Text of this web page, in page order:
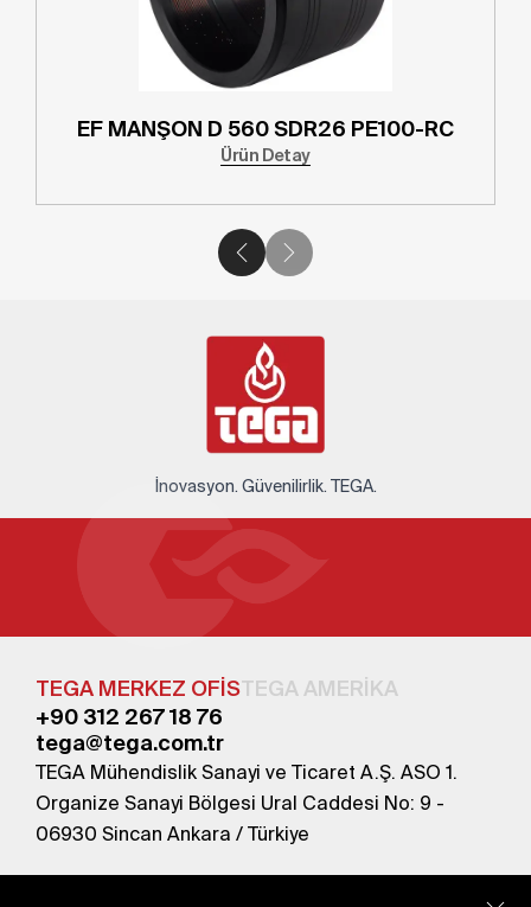
EF MANŞON D 560 SDR26 PE100-RC
Ürün Detay
İnovasyon. Güvenilirlik. TEGA.
TEGA MERKEZ OFİSTEGA AMERİKA
+90 312 267 18 76
tega@tega.com.tr
TEGA Mühendislik Sanayi ve Ticaret A.Ş. ASO 1.
Organize Sanayi Bölgesi Ural Caddesi No: 9 -
06930 Sincan Ankara / Türkiye